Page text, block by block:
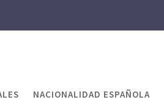
NACIONALIDAD ESPAÑOLA